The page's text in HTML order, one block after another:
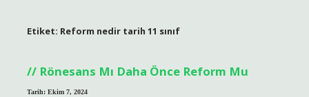
Etiket: Reform nedir tarih 11 sınıf
Rönesans Mı Daha Önce Reform Mu
Tarih: Ekim 7, 2024